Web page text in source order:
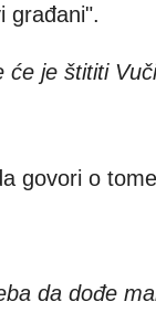
građani".
će je štititi
govori o
da dođe